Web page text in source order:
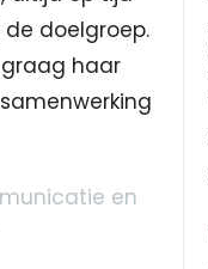
doelgroep.
graag haar
en